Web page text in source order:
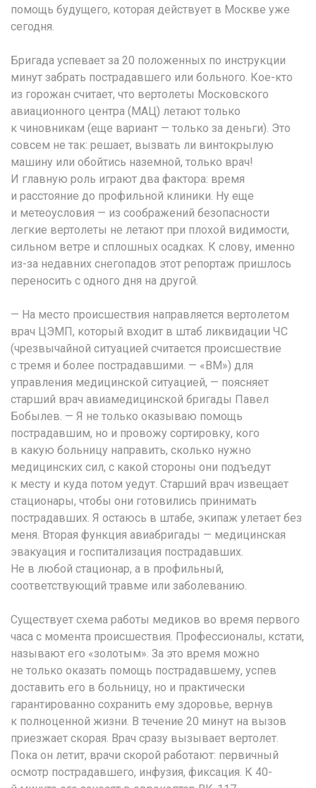
помощь будущего, которая действует в Москве уже
сегодня.
Бригада успевает за 20 положенных по инструкции
минут забрать пострадавшего или больного. Кое-кто
из горожан считает, что вертолеты Московского
авиационного центра (МАЦ) летают только
к чиновникам (еще вариант — только за деньги). Это
совсем не так: решает, вызвать ли винтокрылую
машину или обойтись наземной, только врач!
И главную роль играют два фактора: время
и расстояние до профильной клиники. Ну еще
и метеоусловия — из соображений безопасности
легкие вертолеты не летают при плохой видимости,
сильном ветре и сплошных осадках. К слову, именно
из-за недавних снегопадов этот репортаж пришлось
переносить с одного дня на другой.
— На место происшествия направляется вертолетом
врач ЦЭМП, который входит в штаб ликвидации ЧС
(чрезвычайной ситуацией считается происшествие
с тремя и более пострадавшими. — «ВМ») для
управления медицинской ситуацией, — поясняет
старший врач авиамедицинской бригады Павел
Бобылев. — Я не только оказываю помощь
пострадавшим, но и провожу сортировку, кого
в какую больницу направить, сколько нужно
медицинских сил, с какой стороны они подъедут
к месту и куда потом уедут. Старший врач извещает
стационары, чтобы они готовились принимать
пострадавших. Я остаюсь в штабе, экипаж улетает без
меня. Вторая функция авиабригады — медицинская
эвакуация и госпитализация пострадавших.
Не в любой стационар, а в профильный,
соответствующий травме или заболеванию.
Существует схема работы медиков во время первого
часа с момента происшествия. Профессионалы, кстати,
называют его «золотым». За это время можно
не только оказать помощь пострадавшему, успев
доставить его в больницу, но и практически
гарантированно сохранить ему здоровье, вернув
к полноценной жизни. В течение 20 минут на вызов
приезжает скорая. Врач сразу вызывает вертолет.
Пока он летит, врачи скорой работают: первичный
осмотр пострадавшего, инфузия, фиксация. К 40-